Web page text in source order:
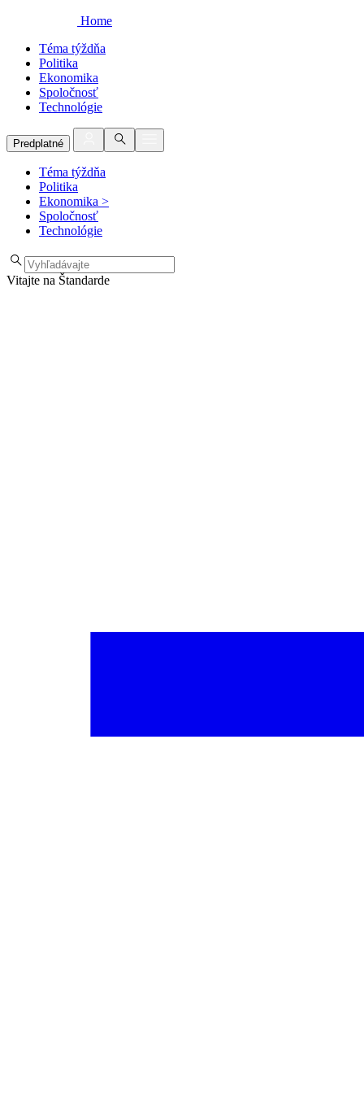
Home
Téma týždňa
Politika
Ekonomika
Spoločnosť
Technológie
Predplatné
Téma týždňa
Politika
Ekonomika >
Spoločnosť
Technológie
Vitajte na Štandarde